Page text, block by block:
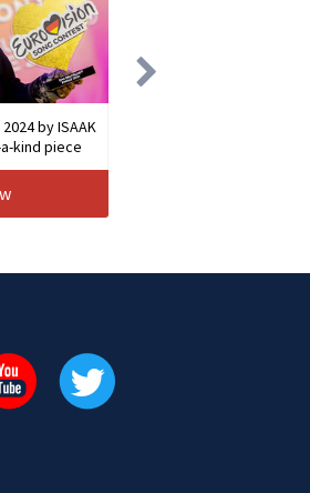
by ISAAK
kind piece